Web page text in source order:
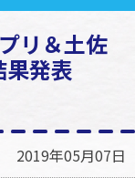
リ＆土佐
発表
2019年05月07日